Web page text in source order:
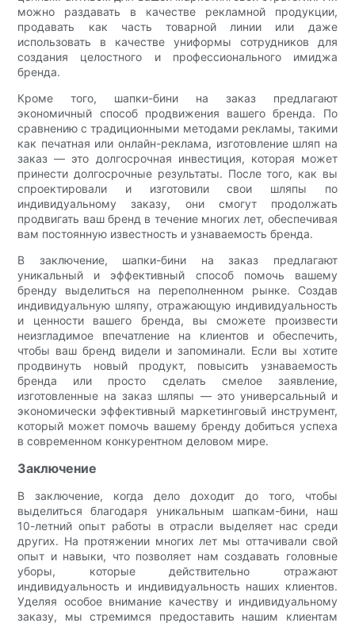
можно раздавать в качестве рекламной продукции,
продавать как часть товарной линии или даже
использовать в качестве униформы сотрудников для
создания целостного и профессионального имиджа
бренда.
Кроме того, шапки-бини на заказ предлагают
экономичный способ продвижения вашего бренда. По
сравнению с традиционными методами рекламы, такими
как печатная или онлайн-реклама, изготовление шляп на
заказ — это долгосрочная инвестиция, которая может
принести долгосрочные результаты. После того, как вы
спроектировали и изготовили свои шляпы по
индивидуальному заказу, они смогут продолжать
продвигать ваш бренд в течение многих лет, обеспечивая
вам постоянную известность и узнаваемость бренда.
В заключение, шапки-бини на заказ предлагают
уникальный и эффективный способ помочь вашему
бренду выделиться на переполненном рынке. Создав
индивидуальную шляпу, отражающую индивидуальность
и ценности вашего бренда, вы сможете произвести
неизгладимое впечатление на клиентов и обеспечить,
чтобы ваш бренд видели и запоминали. Если вы хотите
продвинуть новый продукт, повысить узнаваемость
бренда или просто сделать смелое заявление,
изготовленные на заказ шляпы — это универсальный и
экономически эффективный маркетинговый инструмент,
который может помочь вашему бренду добиться успеха
в современном конкурентном деловом мире.
Заключение
В заключение, когда дело доходит до того, чтобы
выделиться благодаря уникальным шапкам-бини, наш
10-летний опыт работы в отрасли выделяет нас среди
других. На протяжении многих лет мы оттачивали свой
опыт и навыки, что позволяет нам создавать головные
уборы, которые действительно отражают
индивидуальность и индивидуальность наших клиентов.
Уделяя особое внимание качеству и индивидуальному
заказу, мы стремимся предоставить нашим клиентам